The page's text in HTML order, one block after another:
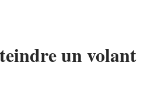
un volant